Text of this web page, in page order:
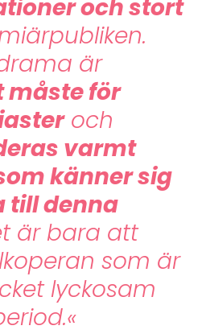
och stort
är
måste för
och
varmt
känner sig
till denna
är bara att
som är
lyckosam